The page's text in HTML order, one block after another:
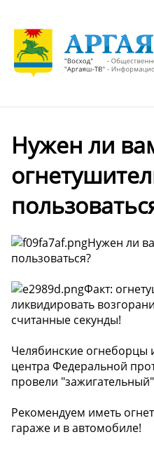
Нужен ли
Нужен ли
пользоваться?
Факт:
ликвидировать
считанные секунды!
Челябинские огнеборцы
центра Федеральной
провели
Рекомендуем иметь
гараже и в автомобиле!